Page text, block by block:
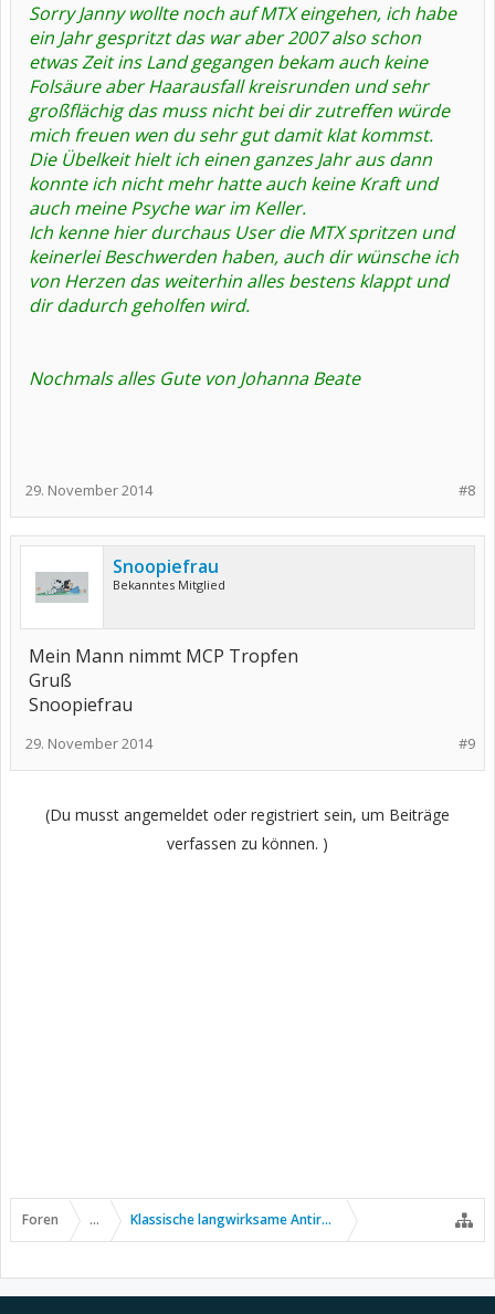
Sorry Janny wollte noch auf MTX eingehen, ich habe
ein Jahr gespritzt das war aber 2007 also schon
etwas Zeit ins Land gegangen bekam auch keine
Folsäure aber Haarausfall kreisrunden und sehr
großflächig das muss nicht bei dir zutreffen würde
mich freuen wen du sehr gut damit klat kommst.
Die Übelkeit hielt ich einen ganzes Jahr aus dann
konnte ich nicht mehr hatte auch keine Kraft und
auch meine Psyche war im Keller.
Ich kenne hier durchaus User die MTX spritzen und
keinerlei Beschwerden haben, auch dir wünsche ich
von Herzen das weiterhin alles bestens klappt und
dir dadurch geholfen wird.
Nochmals alles Gute von Johanna Beate
#8
29. November 2014
Snoopiefrau
Bekanntes Mitglied
Mein Mann nimmt MCP Tropfen
Gruß
Snoopiefrau
#9
29. November 2014
(Du musst angemeldet oder registriert sein, um Beiträge
verfassen zu können. )
Foren ... Klassische langwirksame Antirheumatika